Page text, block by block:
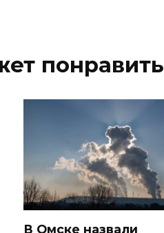
В Омске назвали